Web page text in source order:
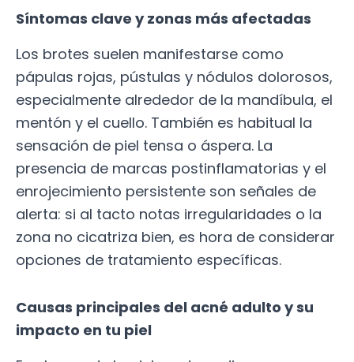
Síntomas clave y zonas más afectadas
Los brotes suelen manifestarse como
pápulas rojas, pústulas y nódulos dolorosos,
especialmente alrededor de la mandíbula, el
mentón y el cuello. También es habitual la
sensación de piel tensa o áspera. La
presencia de marcas postinflamatorias y el
enrojecimiento persistente son señales de
alerta: si al tacto notas irregularidades o la
zona no cicatriza bien, es hora de considerar
opciones de tratamiento específicas.
Causas principales del acné adulto y su
impacto en tu piel